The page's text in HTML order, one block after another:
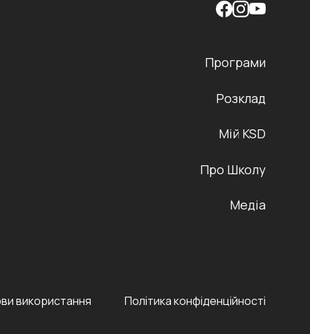
Програми
Розклад
Мій KSD
Про Школу
Медіа
використання Політика конфіденційності